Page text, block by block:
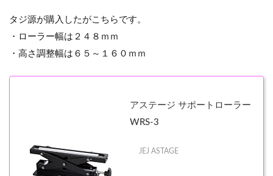
タジ源が購入したがこちらです。
・ローラー幅は２４８ｍｍ
・高さ調整幅は６５～１６０ｍｍ
アステージ サポートローラー
WRS-3
JEJ ASTAGE